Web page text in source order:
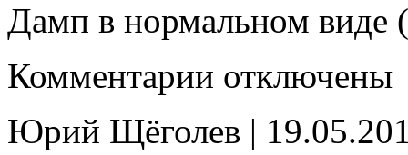
Дамп в нормальном виде
Комментарии записи
93c66
отключены
Юрий Щёголев |